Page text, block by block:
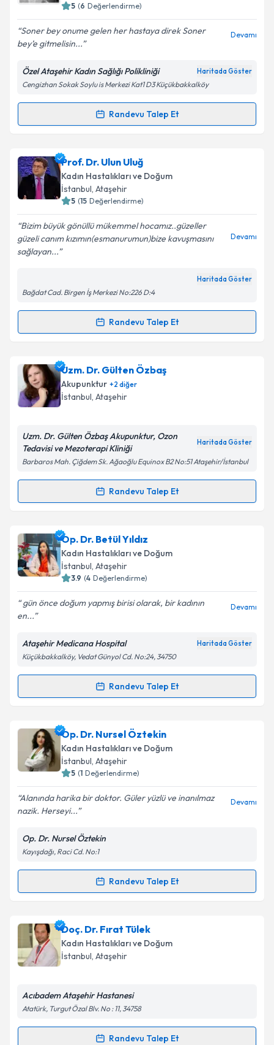
Kişisel verilerimin işlenmesine ilişkin
Aydınlatma
Metni'ni okudum ve kişisel verilerimin belirtilen
kapsamda işlenmesini kabul ediyorum.
5 (6 Değerlendirme)
Soner bey onume gelen her hastaya direk Soner
bey’e gitmelisin...
Devamı
Özel Ataşehir Kadın Sağlığı Polikliniği Haritada Göster
Cengizhan Sokak Soylu is Merkezi Kat1 D3 Küçükbakkalköy
Randevu Talep Et
Randevu Takvimi Talebi
Op. Dr. Soner Doğanyılmaz
talebi oluşturun. Size bu uzmandan randevu almanız
için bir takvim hazırlandığında e-posta ile
bilgilendireceğiz.
E-posta Adresiniz
Aydınlatma
Metni'ni okudum ve kişisel verilerimin belirtilen
Prof. Dr. Ulun Uluğ
Kadın Hastalıkları ve Doğum
İstanbul, Ataşehir
5 (15 Değerlendirme)
Bizim büyük gönüllü mükemmel hocamız..güzeller
güzeli canım kızımın(esmanurumun)bize kavuşmasını
sağlayan...
Devamı
Haritada Göster
Bağdat Cad. Birgen İş Merkezi No:226 D:4
Randevu Talep Et
Randevu Takvimi Talebi
Prof. Dr. Ulun Uluğiçin randevu takvimi talebi
oluşturun. Size bu uzmandan randevu almanız için bir
takvim hazırlandığında e-posta ile bilgilendireceğiz.
Kişisel verilerimin işlenmesine ilişkinAydınlatma
'ni okudum ve kişisel verilerimin belirtilen
kapsamda işlenmesini kabul ediyorum.
Takvim Talebini Gönder
Uzm. Dr. Gülten Özbaş
Akupunktur +2 diğer
İstanbul, Ataşehir
Uzm. Dr. Gülten Özbaş Akupunktur, Ozon
Tedavisi ve Mezoterapi Kliniği
Haritada Göster
Barbaros Mah. Çiğdem Sk. Ağaoğlu Equinox B2 No:51 Ataşehir/İstanbul
Randevu Talep Et
Randevu Takvimi Talebi
Uzm. Dr. Gülten Özbaşiçin randevu takvimi talebi
oluşturun. Size bu uzmandan randevu almanız için bir
takvim hazırlandığında e-posta ile bilgilendireceğiz.
Kişisel verilerimin işlenmesine ilişkin
Aydınlatma
Metni'ni okudum ve kişisel verilerimin belirtilen
kapsamda işlenmesini kabul ediyorum.
Op. Dr. Betül Yıldız
Kadın Hastalıkları ve Doğum
İstanbul, Ataşehir
3.9 (4 Değerlendirme)
gün önce doğum yapmış birisi olarak, bir kadının
en...
Devamı
Ataşehir Medicana Hospital Haritada Göster
Küçükbakkalköy, Vedat Günyol Cd. No:24, 34750
Randevu Talep Et
Randevu Takvimi Talebi
Op. Dr. Betül Yıldıziçin randevu takvimi talebi
oluşturun. Size bu uzmandan randevu almanız için bir
takvim hazırlandığında e-posta ile bilgilendireceğiz.
Kişisel verilerimin işlenmesine ilişkin
Metni'ni okudum ve kişisel verilerimin belirtilen
kapsamda işlenmesini kabul ediyorum.
Op. Dr. Nursel Öztekin
Kadın Hastalıkları ve Doğum
İstanbul, Ataşehir
5 (1 Değerlendirme)
Alanında harika bir doktor. Güler yüzlü ve inanılmaz
nazik. Herseyi...
Devamı
Op. Dr. Nursel Öztekin
Kayışdağı, Raci Cd. No:1
Randevu Talep Et
Randevu Takvimi Talebi
Op. Dr. Nursel Öztekiniçin randevu takvimi talebi
oluşturun. Size bu uzmandan randevu almanız için bir
takvim hazırlandığında e-posta ile bilgilendireceğiz.
Kişisel verilerimin işlenmesine ilişkin
Doç. Dr. Fırat Tülek
Kadın Hastalıkları ve Doğum
İstanbul, Ataşehir
Acıbadem Ataşehir Hastanesi
Atatürk, Turgut Özal Blv. No : 11, 34758
Randevu Talep Et